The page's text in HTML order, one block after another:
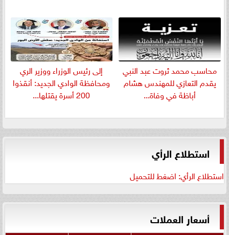
​محاسب محمد ثروت عبد النبي
يقدم التعازي للمهندس هشام
أباظة في وفاة...
إلى رئيس الوزراء ووزير الري
ومحافظة الوادي الجديد: أنقذوا
200 أسرة يقتلها...
استطلاع الرأي
استطلاع الرأي: اضغط للتحميل
أسعار العملات